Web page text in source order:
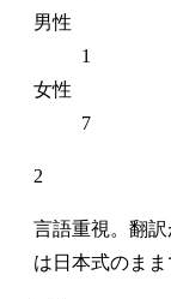
男性
1
女性
7
2
言語重視。翻
は日本式のま